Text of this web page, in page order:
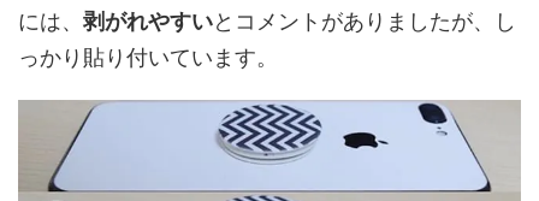
には、 剥がれやすいとコメントがありましたが、し
っかり貼り付いています。